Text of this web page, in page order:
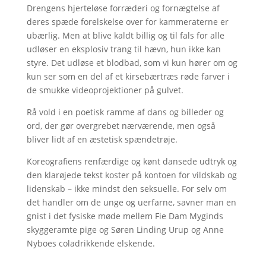
Drengens hjerteløse forræderi og fornægtelse af
deres spæde forelskelse over for kammeraterne er
ubærlig. Men at blive kaldt billig og til fals for alle
udløser en eksplosiv trang til hævn, hun ikke kan
styre. Det udløse et blodbad, som vi kun hører om og
kun ser som en del af et kirsebærtræs røde farver i
de smukke videoprojektioner på gulvet.
Rå vold i en poetisk ramme af dans og billeder og
ord, der gør overgrebet nærværende, men også
bliver lidt af en æstetisk spændetrøje.
Koreografiens renfærdige og kønt dansede udtryk og
den klarøjede tekst koster på kontoen for vildskab og
lidenskab – ikke mindst den seksuelle. For selv om
det handler om de unge og uerfarne, savner man en
gnist i det fysiske møde mellem Fie Dam Myginds
skyggeramte pige og Søren Linding Urup og Anne
Nyboes coladrikkende elskende.